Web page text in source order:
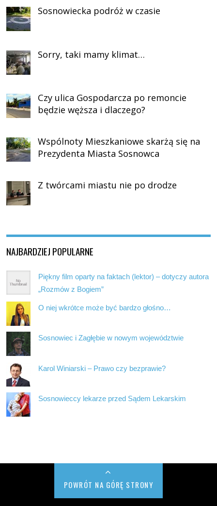
Sosnowiecka podróż w czasie
Sorry, taki mamy klimat…
Czy ulica Gospodarcza po remoncie
będzie węższa i dlaczego?
Wspólnoty Mieszkaniowe skarżą się na
Prezydenta Miasta Sosnowca
Z twórcami miastu nie po drodze
NAJBARDZIEJ POPULARNE
Piękny film oparty na faktach (lektor) – dotyczy autora
„Rozmów z Bogiem”
O niej wkrótce może być bardzo głośno…
Sosnowiec i Zagłębie w nowym województwie
Karol Winiarski – Prawo czy bezprawie?
Sosnowieccy lekarze przed Sądem Lekarskim
POWRÓT NA GÓRĘ STRONY